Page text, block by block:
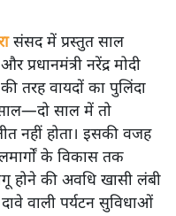
संसद में प्रस्तुत साल
नरेंद्र मोदी
तरह वायदों का पुलिंदा
साल में तो
नहीं होता। इसकी वजह
के विकास तक
होने की अवधि खासी लंबी
वाली पर्यटन सुविधाओं